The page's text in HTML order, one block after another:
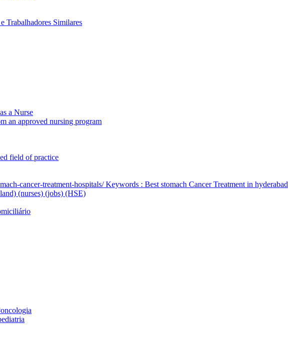
Trabalhadores Similares
a Nurse
an approved nursing program
field of practice
cancer-treatment-hospitals/ Keywords : Best stomach Cancer Treatment in hyderabad
(nurses) (jobs) (HSE)